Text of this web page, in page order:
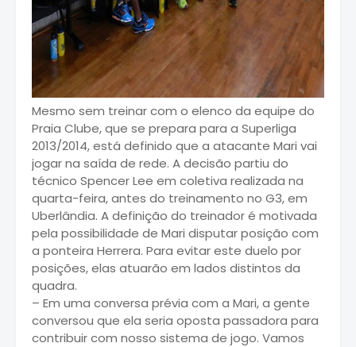
Mesmo sem treinar com o elenco da equipe do
Praia Clube, que se prepara para a Superliga
2013/2014, está definido que a atacante Mari vai
jogar na saída de rede. A decisão partiu do
técnico Spencer Lee em coletiva realizada na
quarta-feira, antes do treinamento no G3, em
Uberlândia. A definição do treinador é motivada
pela possibilidade de Mari disputar posição com
a ponteira Herrera. Para evitar este duelo por
posições, elas atuarão em lados distintos da
quadra.
– Em uma conversa prévia com a Mari, a gente
conversou que ela seria oposta passadora para
contribuir com nosso sistema de jogo. Vamos